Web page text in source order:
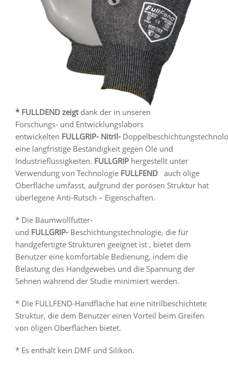
* FULLDEND zeigtdank der in unseren
Forschungs- und Entwicklungslabors
entwickelten FULLGRIP- Nitril-
eine langfristige Beständigkeit gegen Öle und
Industrieflüssigkeiten. FULLGRIP hergestellt unter
Verwendung von Technologie FULLFEND auch ölige
Oberfläche umfasst, aufgrund der porösen Struktur hat
überlegene Anti-Rutsch – Eigenschaften.
* Die Baumwollfutter-
und FULLGRIP- Beschichtungstechnologie, die für
handgefertigte Strukturen geeignet ist , bietet dem
Benutzer eine komfortable Bedienung, indem die
Belastung des Handgewebes und die Spannung der
Sehnen während der Studie minimiert werden.
* Die FULLFEND-Handfläche hat eine nitrilbeschichtete
Struktur, die dem Benutzer einen Vorteil beim Greifen
von öligen Oberflächen bietet.
* Es enthält kein DMF und Silikon.